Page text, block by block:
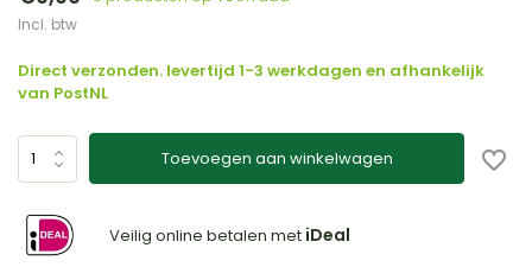
Incl. btw
Direct verzonden. levertijd 1-3 werkdagen en afhankelijk
van PostNL
Toevoegen aan winkelwagen
Veilig online betalen met iDeal